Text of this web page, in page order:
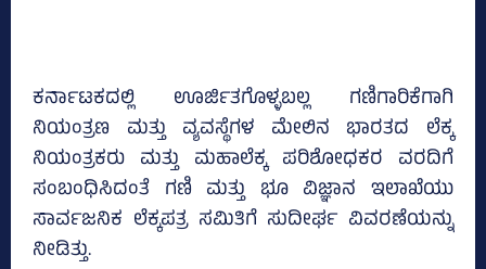
ಕರ್ನಾಟಕದಲ್ಲಿ ಊರ್ಜಿತಗೊಳ್ಳಬಲ್ಲ ಗಣಿಗಾರಿಕೆಗಾಗಿ
ನಿಯಂತ್ರಣ ಮತ್ತು ವ್ಯವಸ್ಥೆಗಳ ಮೇಲಿನ ಭಾರತದ ಲೆಕ್ಕ
ನಿಯಂತ್ರಕರು ಮತ್ತು ಮಹಾಲೆಕ್ಕ ಪರಿಶೋಧಕರ ವರದಿಗೆ
ಸಂಬಂಧಿಸಿದಂತೆ ಗಣಿ ಮತ್ತು ಭೂ ವಿಜ್ಞಾನ ಇಲಾಖೆಯು
ಸಾರ್ವಜನಿಕ ಲೆಕ್ಕಪತ್ರ ಸಮಿತಿಗೆ ಸುದೀರ್ಘ ವಿವರಣೆಯನ್ನು
ನೀಡಿತ್ತು.